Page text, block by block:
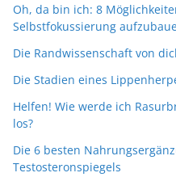
Oh, da bin ich: 8
Selbstfokussierung
Die Randwissenschaft von
Die Stadien eines
Helfen! Wie werde ich
los?
Die 6 besten
Testosteronspiegels